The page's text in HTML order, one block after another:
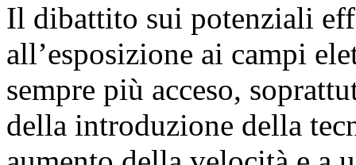
Il dibattito sui potenziali
all’esposizione ai campi
sempre più acceso,
della introduzione della